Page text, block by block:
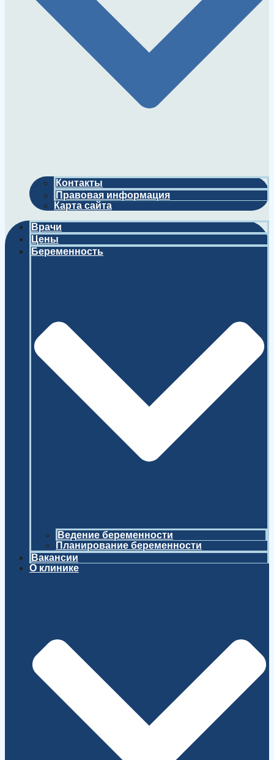
Контакты
Правовая информация
Карта сайта
Врачи
Цены
Беременность
Ведение беременности
Планирование беременности
Вакансии
О клинике